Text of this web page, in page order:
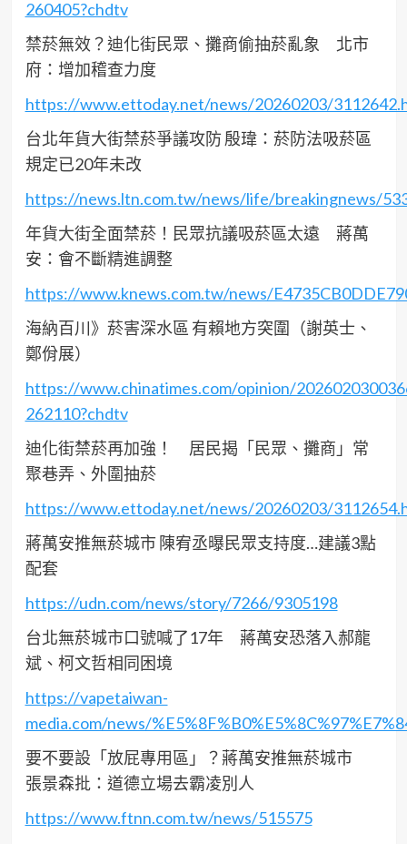
260405?chdtv
禁菸無效？迪化街民眾、攤商偷抽菸亂象 北市
府：增加稽查力度
https://www.ettoday.net/news/20260203/
台北年貨大街禁菸爭議攻防 殷瑋：菸防法吸菸區
規定已20年未改
https://news.ltn.com.tw/news/life/breakingnews/
年貨大街全面禁菸！民眾抗議吸菸區太遠 蔣萬
安：會不斷精進調整
https://www.knews.com.tw/news/
海納百川》菸害深水區 有賴地方突圍（謝英士、
鄭佾展）
https://www.chinatimes.com/opinion/
262110?chdtv
迪化街禁菸再加強！ 居民揭「民眾、攤商」常
聚巷弄、外圍抽菸
https://www.ettoday.net/news/20260203/
蔣萬安推無菸城市 陳宥丞曝民眾支持度…建議3點
配套
https://udn.com/news/story/7266/9305198
台北無菸城市口號喊了17年 蔣萬安恐落入郝龍
斌、柯文哲相同困境
https://vapetaiwan-
media.com/news/
要不要設「放屁專用區」？蔣萬安推無菸城市
張景森批：道德立場去霸凌別人
https://www.ftnn.com.tw/news/515575